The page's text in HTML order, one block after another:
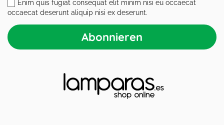
occaecat deserunt aliquip nisi ex deserunt.